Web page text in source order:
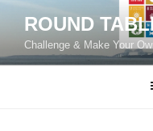
ン
ROUND
Challenge & Make Your